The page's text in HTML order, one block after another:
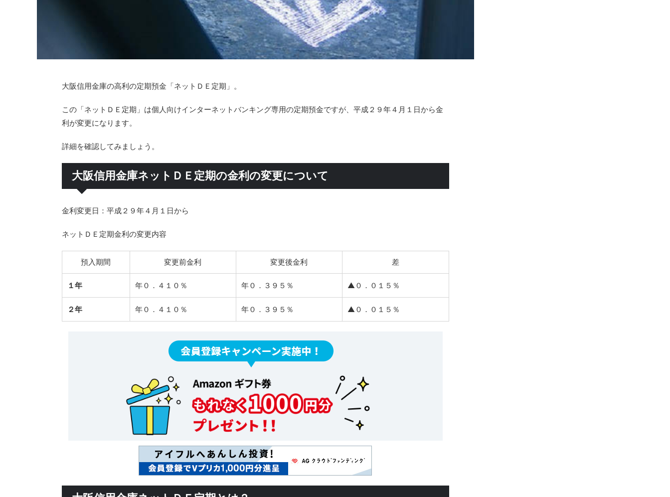
大阪信用金庫の高利の定期預金「ネットＤＥ定期」。
この「ネットＤＥ定期」は個人向けインターネットバンキング専用の定期預金ですが、平成２９年４月１日から金
利が変更になります。
詳細を確認してみましょう。
大阪信用金庫ネットＤＥ定期の金利の変更について
金利変更日：平成２９年４月１日から
ネットＤＥ定期金利の変更内容
預入期間 変更前金利 変更後金利 差
１年 年０．４１０％ 年０．３９５％ ▲０．０１５％
２年 年０．４１０％ 年０．３９５％ ▲０．０１５％